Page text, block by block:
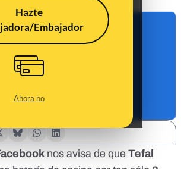
Hazte
Embajador
Ahora no
nos avisa de que Tefal